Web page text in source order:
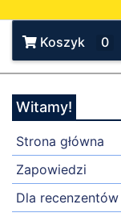
Koszyk 0
Witamy!
Strona główna
Zapowiedzi
Dla